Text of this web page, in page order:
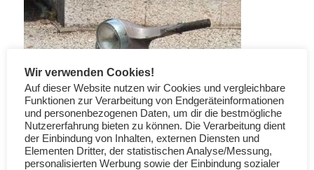
Wir verwenden Cookies!
Auf dieser Website nutzen wir Cookies und vergleichbare
Funktionen zur Verarbeitung von Endgeräteinformationen
und personenbezogenen Daten, um dir die bestmögliche
Nutzererfahrung bieten zu können. Die Verarbeitung dient
der Einbindung von Inhalten, externen Diensten und
Elementen Dritter, der statistischen Analyse/Messung,
personalisierten Werbung sowie der Einbindung sozialer